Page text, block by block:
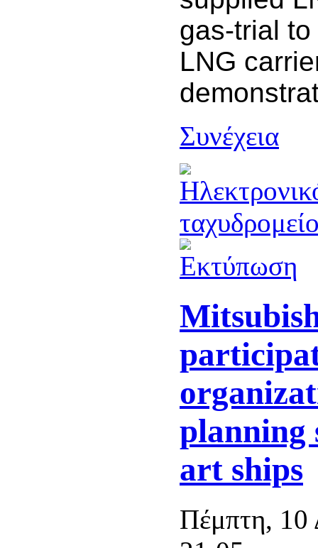
gas-trial
LNG
Συνέχεια
planning
art ships
Πέμπτη, 10